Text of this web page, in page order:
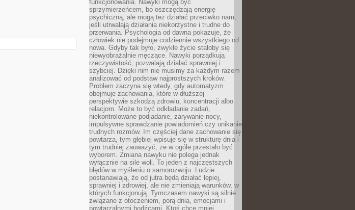
funkcjonowania. Nawyki mogą być
sprzymierzeńcem, bo oszczędzają energię
psychiczną, ale mogą też działać przeciwko nam,
jeśli utrwalają działania niekorzystne i trudne do
przerwania. Psychologia od dawna pokazuje, że
człowiek nie podejmuje codziennie wszystkiego od
nowa. Gdyby tak było, zwykłe życie stałoby się
niewyobrażalnie męczące. Nawyki porządkują
rzeczywistość, pozwalają działać sprawniej i
szybciej. Dzięki nim nie musimy za każdym razem
analizować od podstaw najprostszych kroków.
Problem zaczyna się wtedy, gdy automatyzm
obejmuje zachowania, które w dłuższej
perspektywie szkodzą zdrowiu, koncentracji albo
relacjom. Może to być odkładanie zadań,
niekontrolowane podjadanie, zarywanie nocy,
impulsywne sprawdzanie powiadomień czy unikanie
trudnych rozmów. Im częściej dane zachowanie się
powtarza, tym głębiej wpisuje się w strukturę dnia i
tym trudniej zauważyć, że w ogóle przestało być
wyborem. Zmiana nawyku nie polega jednak
wyłącznie na sile woli. To jeden z najczęstszych
błędów w myśleniu o samorozwoju. Ludzie
postanawiają, że od jutra będą działać lepiej,
sprawniej i zdrowiej, ale nie zmieniają warunków, w
których funkcjonują. Tymczasem nawyki są silnie
związane z otoczeniem, porą dnia, emocjami i
powtarzalnymi bodźcami. Ktoś chce mniej